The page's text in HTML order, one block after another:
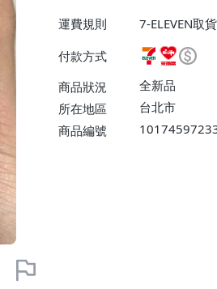
運費規則
7-ELEVEN取
ELEVEN取貨
或消費滿
$1598免運費】
付款方式
商品狀況
全新品
所在地區
台北市
商品編號